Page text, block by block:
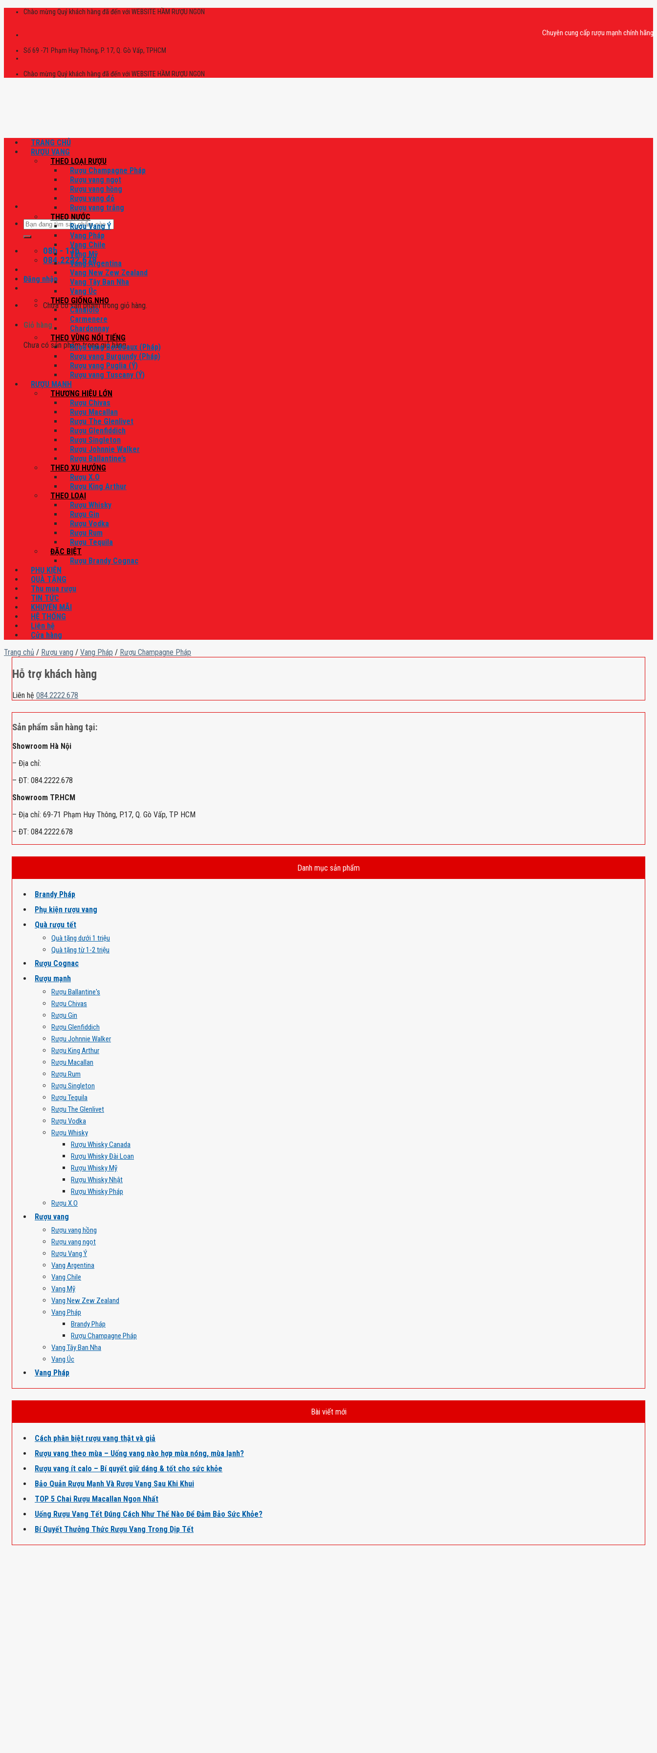
Skip
Chào mừng Quý khách hàng đã đến với WEBSITE HẦM RƯỢU NGON
Chuyên cung cấp rượu mạnh chính hãng,
Số 69 -71 Phạm Huy Thông, P. 17, Q. Gò Vấp, TPHCM
Chào mừng Quý khách hàng đã đến với WEBSITE HẦM RƯỢU NGON
Tìm
kiếm:
08h - 17h
084.2222.678
Đăng nhập
Chưa có sản phẩm trong giỏ hàng.
Giỏ hàng
Chưa có sản phẩm trong giỏ hàng.
TRANG CHỦ
RƯỢU VANG
THEO LOẠI RƯỢU
Rượu Champagne Pháp
Rượu vang ngọt
Rượu vang hồng
Rượu vang đỏ
Rượu vang trắng
THEO NƯỚC
Rượu Vang Ý
Vang Pháp
Vang Chile
Vang Mỹ
Vang Argentina
Vang New Zew Zealand
Vang Tây Ban Nha
Vang Úc
THEO GIỐNG NHO
Canaiolo
Carmenere
Chardonnay
THEO VÙNG NỔI TIẾNG
Rượu vang Bordeaux (Pháp)
Rượu vang Burgundy (Pháp)
Rượu vang Puglia (Ý)
Rượu vang Tuscany (Ý)
RƯỢU MẠNH
THƯƠNG HIỆU LỚN
Rượu Chivas
Rượu Macallan
Rượu The Glenlivet
Rượu Glenfiddich
Rượu Singleton
Rượu Johnnie Walker
Rượu Ballantine’s
THEO XU HƯỚNG
Rượu X.O
Rượu King Arthur
THEO LOẠI
Rượu Whisky
Rượu Gin
Rượu Vodka
Rượu Rum
Rượu Tequila
ĐẶC BIỆT
Rượu Brandy Cognac
PHỤ KIỆN
QUÀ TẶNG
Thu mua rượu
TIN TỨC
KHUYẾN MÃI
HỆ THỐNG
Liên hệ
Cửa hàng
Trang chủ / Rượu vang / Vang Pháp / Rượu Champagne Pháp
Hỗ trợ khách hàng
Liên hệ 084.2222.678
Sản phẩm sẵn hàng tại:
Showroom Hà Nội
– Địa chỉ:
– ĐT: 084.2222.678
Showroom TP.HCM
– Địa chỉ: 69-71 Phạm Huy Thông, P.17, Q. Gò Vấp, TP HCM
– ĐT: 084.2222.678
Danh mục sản phẩm
Brandy Pháp
Phụ kiện rượu vang
Quà rượu tết
Quà tặng dưới 1 triệu
Quà tặng từ 1-2 triệu
Rượu Cognac
Rượu mạnh
Rượu Ballantine's
Rượu Chivas
Rượu Gin
Rượu Glenfiddich
Rượu Johnnie Walker
Rượu King Arthur
Rượu Macallan
Rượu Rum
Rượu Singleton
Rượu Tequila
Rượu The Glenlivet
Rượu Vodka
Rượu Whisky
Rượu Whisky Canada
Rượu Whisky Đài Loan
Rượu Whisky Mỹ
Rượu Whisky Nhật
Rượu Whisky Pháp
Rượu X.O
Rượu vang
Rượu vang hồng
Rượu vang ngọt
Rượu Vang Ý
Vang Argentina
Vang Chile
Vang Mỹ
Vang New Zew Zealand
Vang Pháp
Brandy Pháp
Rượu Champagne Pháp
Vang Tây Ban Nha
Vang Úc
Vang Pháp
Bài viết mới
Cách phân biệt rượu vang thật và giả
Rượu vang theo mùa – Uống vang nào hợp mùa nóng, mùa lạnh?
Rượu vang ít calo – Bí quyết giữ dáng & tốt cho sức khỏe
Bảo Quản Rượu Mạnh Và Rượu Vang Sau Khi Khui
TOP 5 Chai Rượu Macallan Ngon Nhất
Uống Rượu Vang Tết Đúng Cách Như Thế Nào Để Đảm Bảo Sức Khỏe?
Bí Quyết Thưởng Thức Rượu Vang Trong Dịp Tết